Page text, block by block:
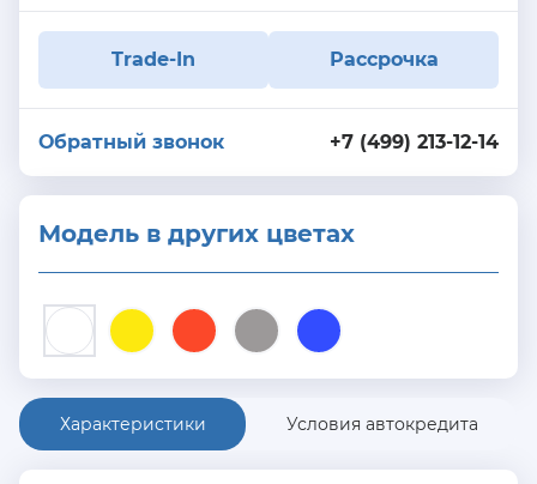
Trade-In Рассрочка
+7 (499) 213-12-14
Обратный звонок
Модель в других цветах
Характеристики Условия автокредита